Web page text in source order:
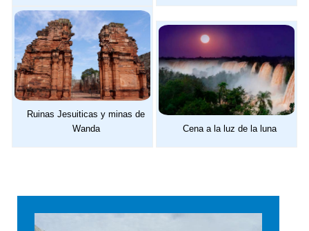
Ruinas Jesuiticas y minas de
Wanda
Cena a la luz de la luna